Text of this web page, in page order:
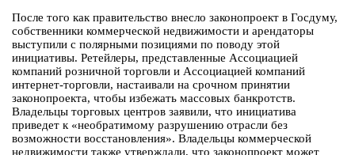
После того как правительство внесло законопроект в Госдуму,
собственники коммерческой недвижимости и арендаторы
выступили с полярными позициями по поводу этой
инициативы. Ретейлеры, представленные Ассоциацией
компаний розничной торговли и Ассоциацией компаний
интернет-торговли, настаивали на срочном принятии
законопроекта, чтобы избежать массовых банкротств.
Владельцы торговых центров заявили, что инициатива
приведет к «необратимому разрушению отрасли без
возможности восстановления». Владельцы коммерческой
недвижимости также утверждали, что законопроект может